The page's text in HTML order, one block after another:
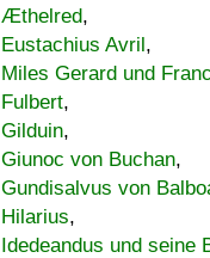
Æthelred,
Eustachius Avril,
Miles Gerard und
Fulbert,
Gilduin,
Giunoc von Buchan,
Gundisalvus von
Hilarius,
Idedeandus und seine